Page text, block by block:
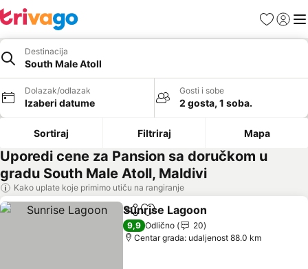
FavoritiPrijavi
Destinacija
South Male Atoll
Dolazak/odlazak
Izaberi datume
Gosti i sobe
2 gosta, 1 soba.
Sortiraj Filtriraj Mapa
Uporedi cene za Pansion sa doručkom u
gradu South Male Atoll, Maldivi
Kako uplate koje primimo utiču na rangiranje
Deli Dodati u favorite
Sunrise Lagoon
9,9 Odlično
20
Centar grada: udaljenost 88.0 km